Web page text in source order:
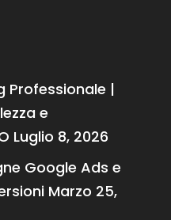
Professionale |
e
Luglio 8, 2026
Google Ads e
Marzo 25,